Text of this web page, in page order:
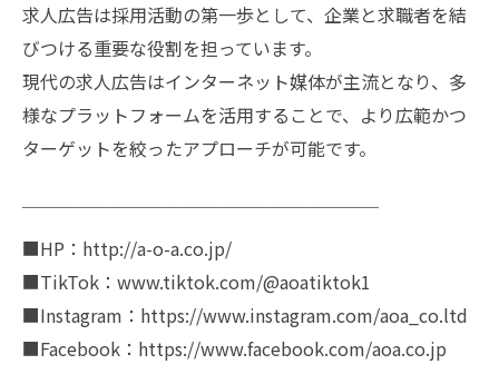
求人広告は採用活動の第一歩として、企業と求職者を結
びつける重要な役割を担っています。
現代の求人広告はインターネット媒体が主流となり、多
様なプラットフォームを活用することで、より広範かつ
ターゲットを絞ったアプローチが可能です。
￣￣￣￣￣￣￣￣￣￣￣￣￣￣￣￣￣￣￣￣
■HP：http://a-o-a.co.jp/
■TikTok：www.tiktok.com/@aoatiktok1
■Instagram：https://www.instagram.com/aoa_co.ltd
■Facebook：https://www.facebook.com/aoa.co.jp